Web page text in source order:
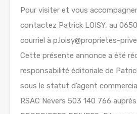
Pour visiter et vous
contactez Patrick LOISY, au
courriel à p.loisy@proprietes-
Cette présente annonce a été
responsabilité éditoriale de
sous le statut d’agent
RSAC Nevers 503 140 766